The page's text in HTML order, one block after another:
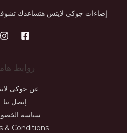
إضاءات جوكي لايتس هتساعدك
روابط
عن جوكى
إتصل بنا
سياسة
& Conditions